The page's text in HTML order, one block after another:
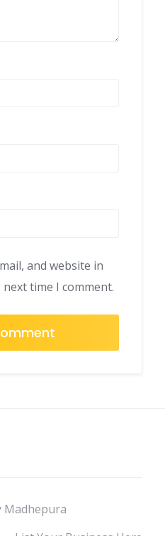
and website in
time I comment.
Madhepura